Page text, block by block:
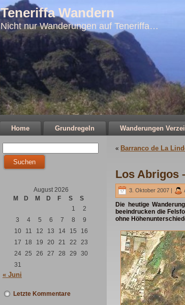
Teneriffa Wandern
Nicht nur Wanderungen auf Teneriffa…
Home Grundregeln Wanderungen
August 2026
M
D M D F S
S
1
2
3
4 5 6 7 8
9
10
11 12 13 14 15
16
17
18 19 20 21 22
23
24 25 26 27 28 29
30
31
« Juni
Letzte Kommentare
« Barranco de La
Los Abrigos
3. Oktober 2007 |
Die heutige
beeindrucken die
ohne